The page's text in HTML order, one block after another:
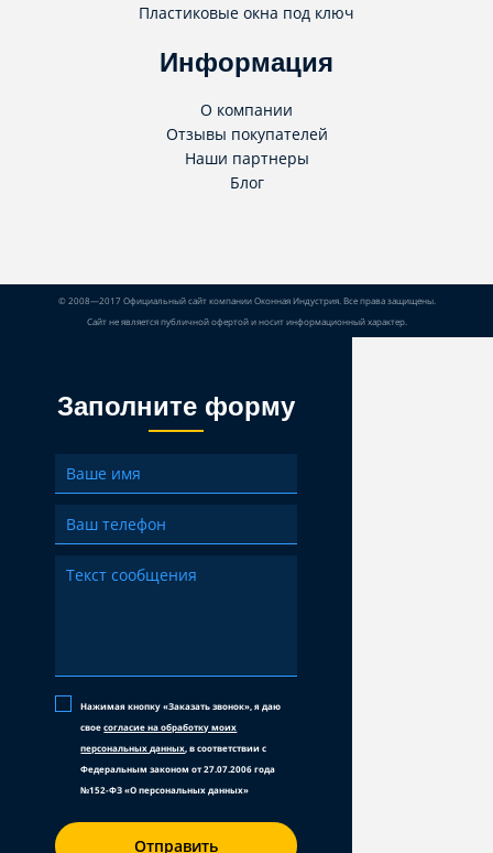
Пластиковые окна под ключ
Информация
О компании
Отзывы покупателей
Наши партнеры
Блог
© 2008—2017 Официальный сайт компании Оконная Индустрия. Все права защищены.
Сайт не является публичной офертой и носит информационный характер.
Заполните форму
Нажимая кнопку «Заказать звонок», я даю
своесогласие на обработку моих
персональных данных , в соответствии с
Федеральным законом от 27.07.2006 года
№152-ФЗ «О персональных данных»